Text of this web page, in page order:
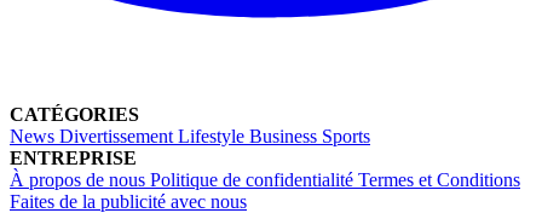
CATÉGORIES
News Divertissement Lifestyle Business Sports
ENTREPRISE
À propos de nous Politique de confidentialité Termes et Conditions
Faites de la publicité avec nous